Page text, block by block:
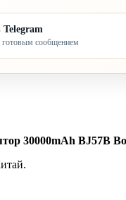
Telegram
готовым сообщением
30000mAh BJ57B